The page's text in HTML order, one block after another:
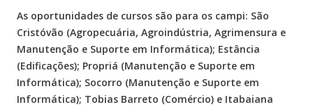
As oportunidades de cursos são para os campi: São
Cristóvão (Agropecuária, Agroindústria, Agrimensura e
Manutenção e Suporte em Informática); Estância
(Edificações); Propriá (Manutenção e Suporte em
Informática); Socorro (Manutenção e Suporte em
Informática); Tobias Barreto (Comércio) e Itabaiana